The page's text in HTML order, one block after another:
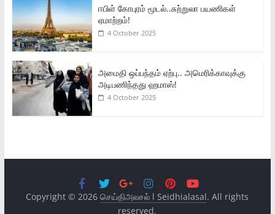
ஈபிள் கோபுரம் மூடல்..சுற்றுலா பயணிகள்
ஏமாற்றம்!
4 October 2025
அமைதி ஒப்பந்தம் ஏற்பு.. அமெரிக்காவுக்கு
அடிபணிந்தது ஹமாஸ்!
4 October 2025
Copyright © 2026செய்திஅலசல் l Seidhialasal. All rights
reserved.